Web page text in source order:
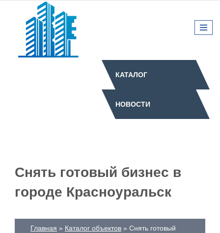
КАТАЛОГ
НОВОСТИ
Снять готовый бизнес в
городе Красноуральск
Главная Каталог объектов
Снять готовый